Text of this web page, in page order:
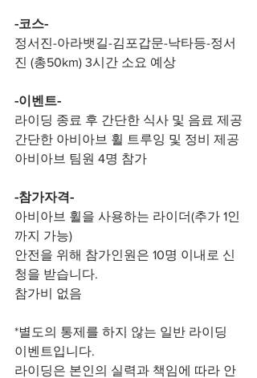
-코스-
정서진-아라뱃길-김포갑문-낙타등-정서
진 (총50km) 3시간 소요 예상
-이벤트-
라이딩 종료 후 간단한 식사 및 음료 제공
간단한 아비아브 휠 트루잉 및 정비 제공
아비아브 팀원 4명 참가
-참가자격-
아비아브 휠을 사용하는 라이더(추가 1인
까지 가능)
안전을 위해 참가인원은 10명 이내로 신
청을 받습니다.
참가비 없음
*별도의 통제를 하지 않는 일반 라이딩
이벤트입니다.
라이딩은 본인의 실력과 책임에 따라 안